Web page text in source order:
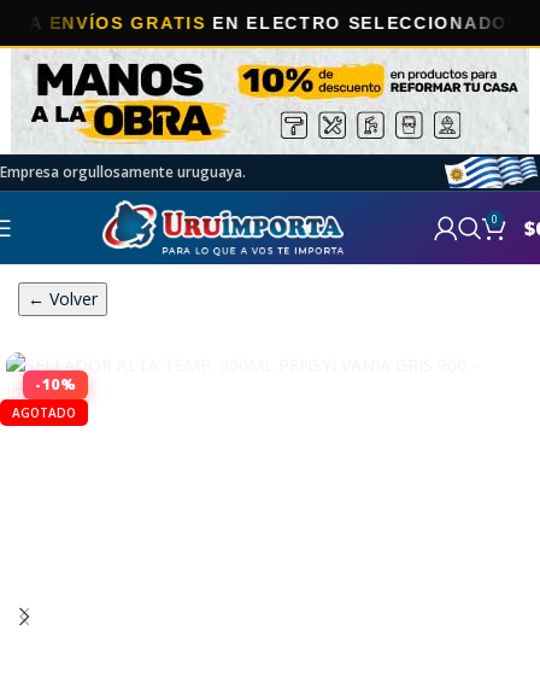
GRATISEN ELECTRO SELECCIONADOS!
Empresa orgullosamente uruguaya.
0 $
← Volver
-10%
AGOTADO